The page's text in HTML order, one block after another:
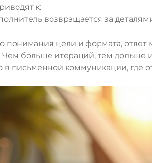
к:
возвращается за
понимания цели и формата,
Чем больше итераций, тем дольше
в письменной коммуникации, где